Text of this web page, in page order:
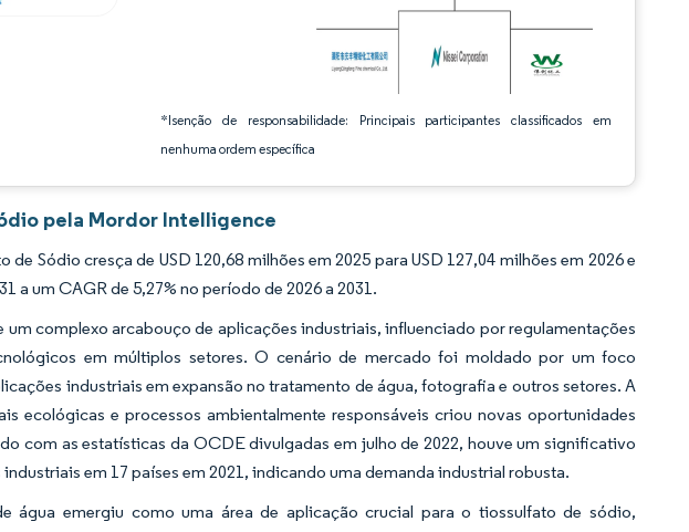
*Isenção de responsabilidade: Principais participantes classificados em
nenhuma ordem específica
pela Mordor Intelligence
Sódio cresça de USD 120,68 milhões em 2025 para USD 127,04 milhões em 2026 e
a um CAGR de 5,27% no período de 2026 a 2031.
complexo arcabouço de aplicações industriais, influenciado por regulamentações
em múltiplos setores. O cenário de mercado foi moldado por um foco
industriais em expansão no tratamento de água, fotografia e outros setores. A
ecológicas e processos ambientalmente responsáveis criou novas oportunidades
com as estatísticas da OCDE divulgadas em julho de 2022, houve um significativo
em 17 países em 2021, indicando uma demanda industrial robusta.
água emergiu como uma área de aplicação crucial para o tiossulfato de sódio,